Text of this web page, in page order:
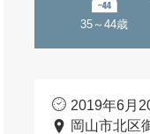
35～44歳
2019年6月
岡山市北区